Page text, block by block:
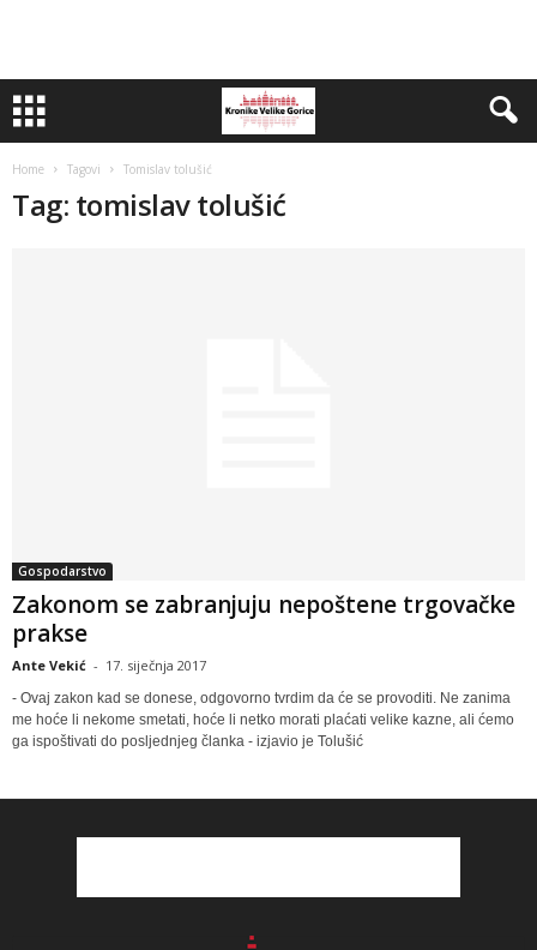
Home Tagovi Tomislav tolušić
Tag: tomislav tolušić
Gospodarstvo
Zakonom se zabranjuju nepoštene trgovačke
prakse
Ante Vekić - 17. siječnja 2017
- Ovaj zakon kad se donese, odgovorno tvrdim da će se provoditi. Ne zanima
me hoće li nekome smetati, hoće li netko morati plaćati velike kazne, ali ćemo
ga ispoštivati do posljednjeg članka - izjavio je Tolušić